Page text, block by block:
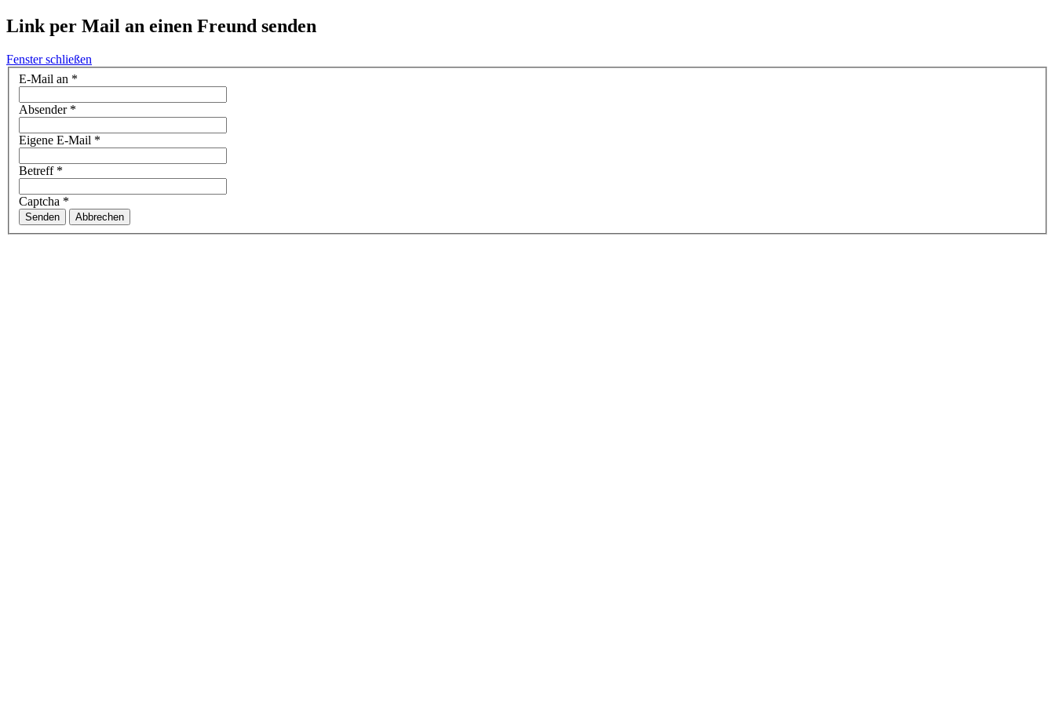
Link per Mail an einen Freund senden
Fenster schließen
E-Mail an *
Absender*
Eigene E-Mail *
Betreff*
Captcha *
Senden Abbrechen